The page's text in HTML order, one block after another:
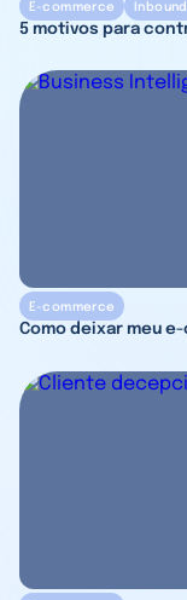
E-commerce
5 motivos para
E-commerce
Como deixar meu